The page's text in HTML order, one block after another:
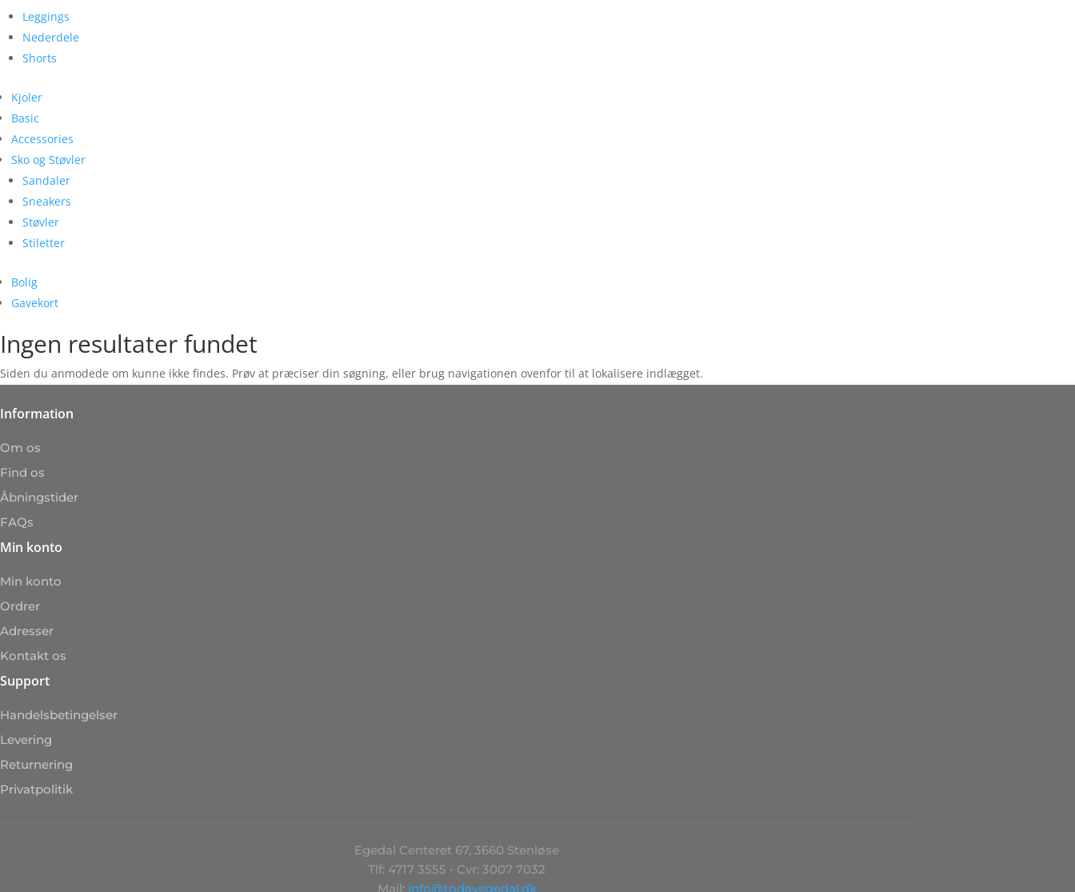
Leggings
Nederdele
Shorts
Kjoler
Basic
Accessories
Sko og Støvler
Sandaler
Sneakers
Støvler
Stiletter
Bolig
Gavekort
Ingen resultater fundet
Siden du anmodede om kunne ikke findes. Prøv at præciser din søgning, eller brug navigationen ovenfor til at lokalisere indlægget.
Information
Om os
Find os
Åbningstider
FAQs
Min konto
Min konto
Ordrer
Adresser
Kontakt os
Support
Handelsbetingelser
Levering
Returnering
Privatpolitik
Egedal Centeret 67, 3660 Stenløse
Tlf: 4717 3555 • Cvr: 3007 7032
Mail: info@todayegedal.dk